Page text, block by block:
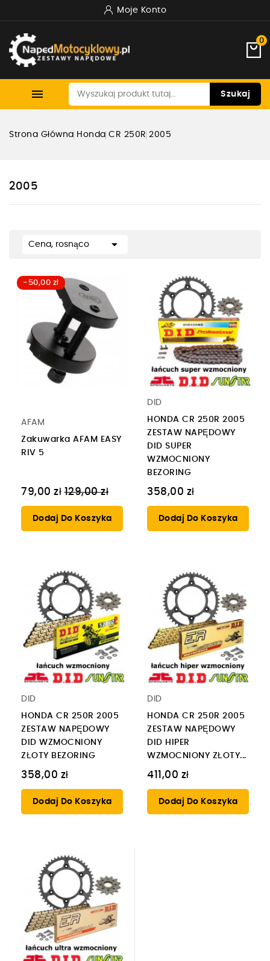
Moje Konto
0
 Szukaj
Strona Główna Honda CR 250R 2005
2005
Cena, rosnąco 
-50,00 zł
AFAM
Zakuwarka AFAM EASY
RIV 5
79,00 zł Cena
regularna
129,00 zł
Dodaj Do Koszyka
DID
HONDA CR 250R 2005
ZESTAW NAPĘDOWY
DID SUPER
WZMOCNIONY
BEZORING
358,00 zł
Dodaj Do Koszyka
DID
HONDA CR 250R 2005
ZESTAW NAPĘDOWY
DID WZMOCNIONY
ZŁOTY BEZORING
358,00 zł
Dodaj Do Koszyka
DID
HONDA CR 250R 2005
ZESTAW NAPĘDOWY
DID HIPER
WZMOCNIONY ZŁOTY...
411,00 zł
Dodaj Do Koszyka